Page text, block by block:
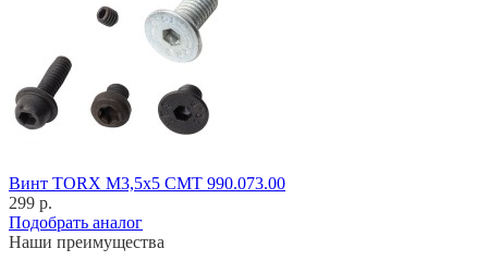
Винт TORX M3,5x5 CMT 990.073.00
299 р.
Подобрать аналог
Наши преимущества